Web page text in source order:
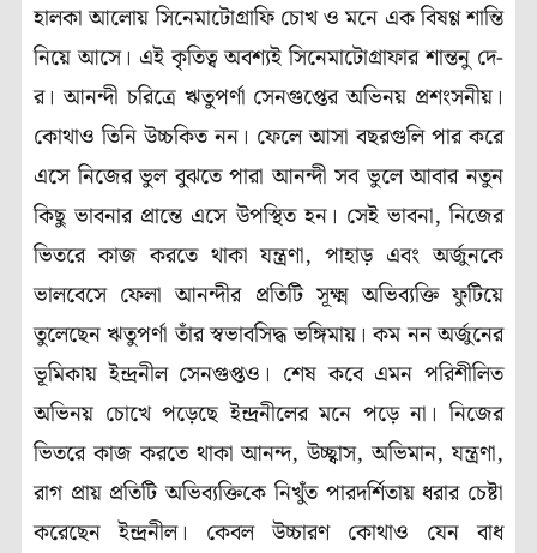
হালকা আলোয় সিনেমাটোগ্রাফি চোখ ও মনে এক বিষণ্ণ শান্তি
নিয়ে আসে। এই কৃতিত্ব অবশ্যই সিনেমাটোগ্রাফার শান্তনু দে-
র। আনন্দী চরিত্রে ঋতুপর্ণা সেনগুপ্তের অভিনয় প্রশংসনীয়।
কোথাও তিনি উচ্চকিত নন। ফেলে আসা বছরগুলি পার করে
এসে নিজের ভুল বুঝতে পারা আনন্দী সব ভুলে আবার নতুন
কিছু ভাবনার প্রান্তে এসে উপস্থিত হন। সেই ভাবনা, নিজের
ভিতরে কাজ করতে থাকা যন্ত্রণা, পাহাড় এবং অর্জুনকে
ভালবেসে ফেলা আনন্দীর প্রতিটি সূক্ষ্ম অভিব্যক্তি ফুটিয়ে
তুলেছেন ঋতুপর্ণা তাঁর স্বভাবসিদ্ধ ভঙ্গিমায়। কম নন অর্জুনের
ভূমিকায় ইন্দ্রনীল সেনগুপ্তও। শেষ কবে এমন পরিশীলিত
অভিনয় চোখে পড়েছে ইন্দ্রনীলের মনে পড়ে না। নিজের
ভিতরে কাজ করতে থাকা আনন্দ, উচ্ছ্বাস, অভিমান, যন্ত্রণা,
রাগ প্রায় প্রতিটি অভিব্যক্তিকে নিখুঁত পারদর্শিতায় ধরার চেষ্টা
করেছেন ইন্দ্রনীল। কেবল উচ্চারণ কোথাও যেন বাধ